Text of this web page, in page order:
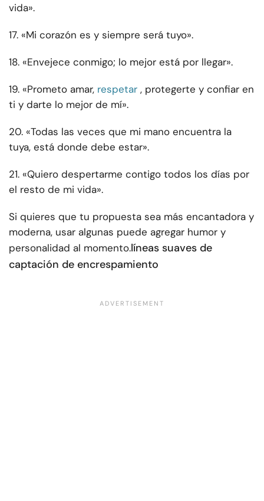
vida».
17. «Mi corazón es y siempre será tuyo».
18. «Envejece conmigo; lo mejor está por llegar».
19. «Prometo amar, respetar , protegerte y confiar en
ti y darte lo mejor de mí».
20. «Todas las veces que mi mano encuentra la
tuya, está donde debe estar».
21. «Quiero despertarme contigo todos los días por
el resto de mi vida».
Si quieres que tu propuesta sea más encantadora y
moderna, usar algunas puede agregar humor y
personalidad al momento.líneas suaves de
captación de encrespamiento